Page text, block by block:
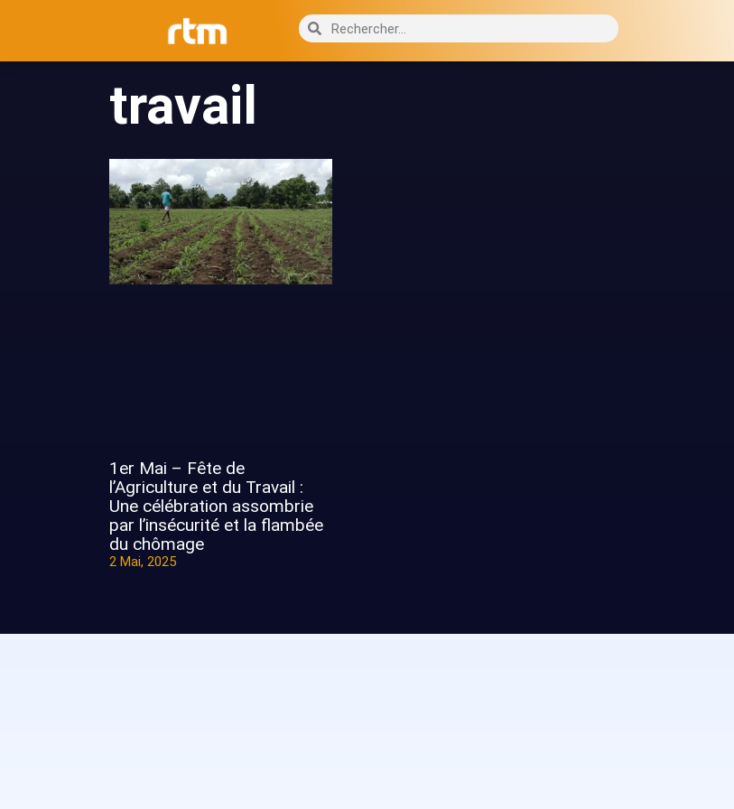
travail
1er Mai – Fête de
l’Agriculture et du Travail :
Une célébration assombrie
par l’insécurité et la flambée
du chômage
2 Mai, 2025